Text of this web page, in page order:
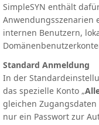
SimpleSYN enthält
Anwendungsszenarien
internen Benutzern,
Standard Anmeldung
In der
das spezielle Konto „
gleichen
nur ein Passwort zur